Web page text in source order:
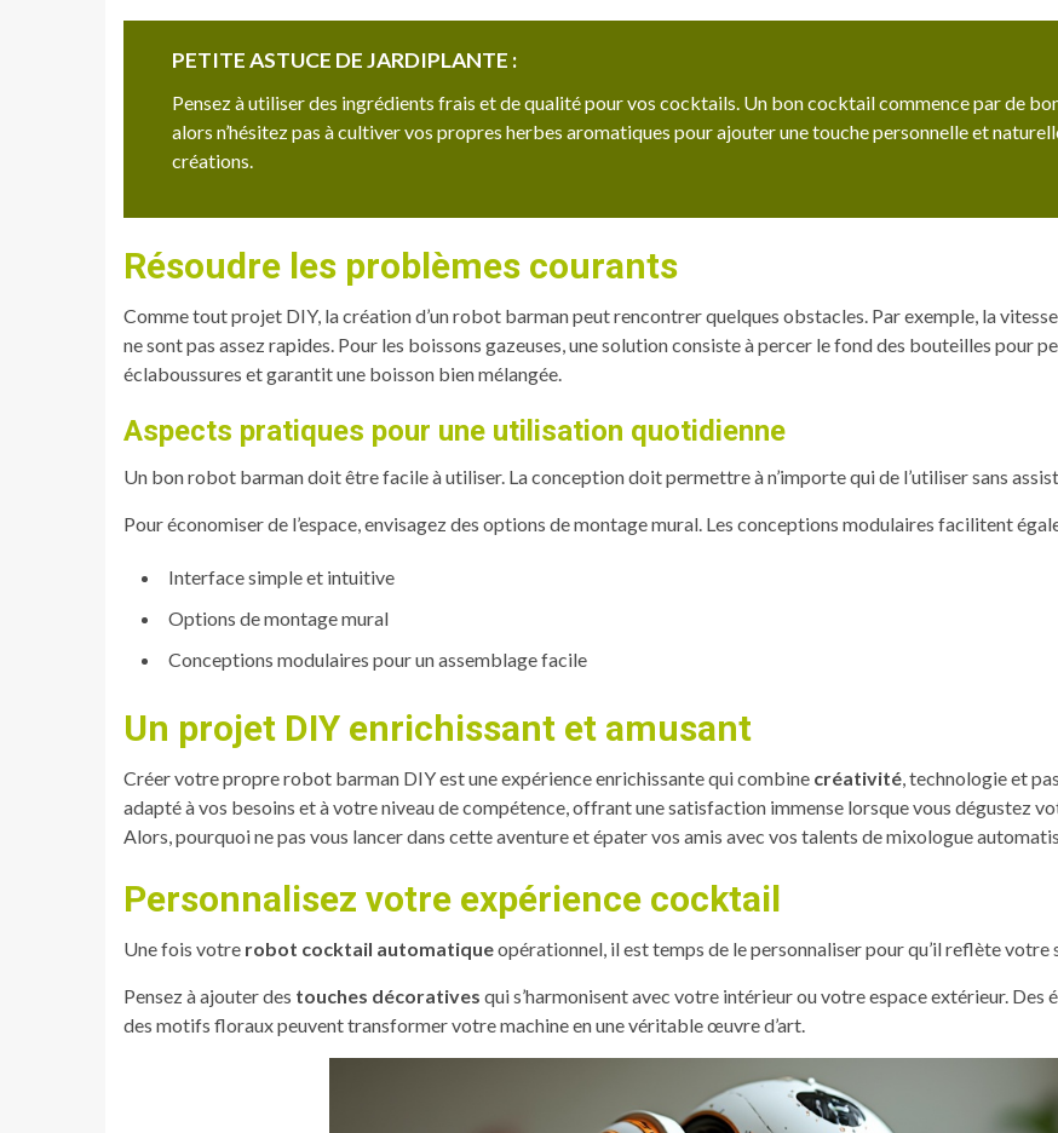
PETITE ASTUCE DE JARDIPLANTE :
Pensez à utiliser des ingrédients frais et de qualité pour vos cocktails. Un bon cocktail commence par de
alors n’hésitez pas à cultiver vos propres herbes aromatiques pour ajouter une touche personnelle et
créations.
Résoudre les problèmes courants
Comme tout projet DIY, la création d’un robot barman peut rencontrer quelques obstacles. Par exemple, la
ne sont pas assez rapides. Pour les boissons gazeuses, une solution consiste à percer le fond des bouteilles pour
éclaboussures et garantit une boisson bien mélangée.
Aspects pratiques pour une utilisation quotidienne
Un bon robot barman doit être facile à utiliser. La conception doit permettre à n’importe qui de l’utiliser sans
Pour économiser de l’espace, envisagez des options de montage mural. Les conceptions modulaires facilitent
Interface simple et intuitive
Options de montage mural
Conceptions modulaires pour un assemblage facile
Un projet DIY enrichissant et amusant
Créer votre propre robot barman DIY est une expérience enrichissante qui combine créativité , technologie et
adapté à vos besoins et à votre niveau de compétence, offrant une satisfaction immense lorsque vous dégustez
Alors, pourquoi ne pas vous lancer dans cette aventure et épater vos amis avec vos talents de mixologue
Personnalisez votre expérience cocktail
Une fois votre robot cocktail automatiqueopérationnel, il est temps de le personnaliser pour qu’il reflète votre
Pensez à ajouter des touches décoratives qui s’harmonisent avec votre intérieur ou votre espace extérieur.
des motifs floraux peuvent transformer votre machine en une véritable œuvre d’art.